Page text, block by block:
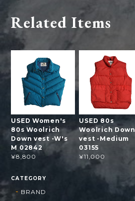
Related Items
USED Women's
80s Woolrich
Down vest -W's
M 02842
¥8,800
USED 80s
Woolrich Down
vest -Medium
03155
¥11,000
CATEGORY
BRAND